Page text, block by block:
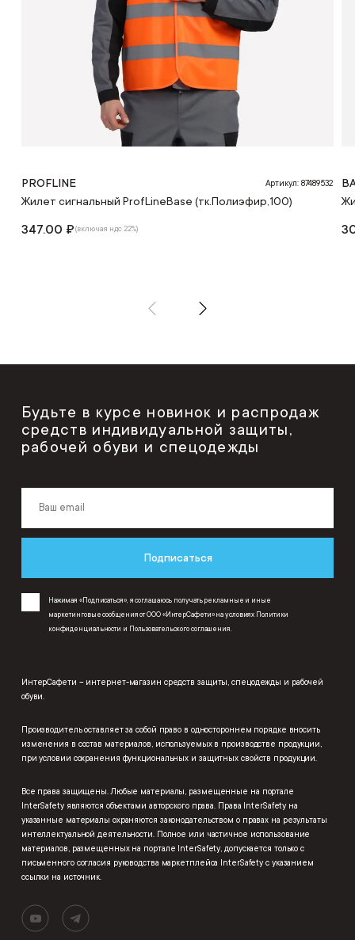
PROFLINE Артикул: 87489532
Жилет сигнальный ProfLineBase (тк.Полиэфир,100)
347.00 ₽(включая ндс 22%)
Будьте в курсе новинок и распродаж
средств индивидуальной защиты,
рабочей обуви и спецодежды
Подписаться
Нажимая «Подписаться», я соглашаюсь получать рекламные и иные
маркетинговые сообщения от ООО «ИнтерСафети» на условиях Политики
конфиденциальности и Пользовательского соглашения.
ИнтерСафети – интернет-магазин средств защиты, спецодежды и рабочей
обуви.
Производитель оставляет за собой право в одностороннем порядке вносить
изменения в состав материалов, используемых в производстве продукции,
при условии сохранения функциональных и защитных свойств продукции.
Все права защищены. Любые материалы, размещенные на портале
InterSafety являются объектами авторского права. Права InterSafety на
указанные материалы охраняются законодательством о правах на результаты
интеллектуальной деятельности. Полное или частичное использование
материалов, размещенных на портале InterSafety, допускается только с
письменного согласия руководства маркетплейса InterSafety с указанием
ссылки на источник.